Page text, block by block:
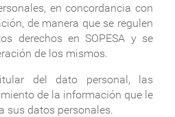
en concordancia con
de manera que se regulen
derechos en SOPESA y se
de los mismos.
del dato personal, las
de la información que le
sus datos personales.